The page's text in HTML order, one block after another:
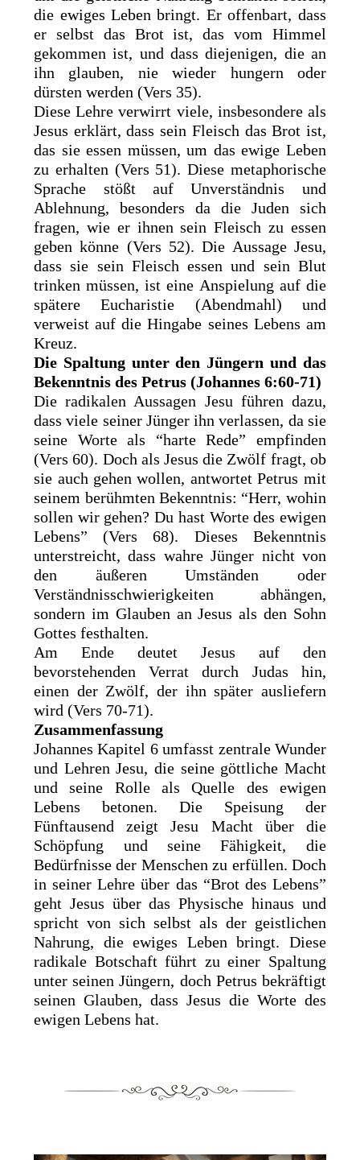
die ewiges Leben bringt. Er offenbart, dass
er selbst das Brot ist, das vom Himmel
gekommen ist, und dass diejenigen, die an
ihn glauben, nie wieder hungern oder
dürsten werden (Vers 35).
Diese Lehre verwirrt viele, insbesondere als
Jesus erklärt, dass sein Fleisch das Brot ist,
das sie essen müssen, um das ewige Leben
zu erhalten (Vers 51). Diese metaphorische
Sprache stößt auf Unverständnis und
Ablehnung, besonders da die Juden sich
fragen, wie er ihnen sein Fleisch zu essen
geben könne (Vers 52). Die Aussage Jesu,
dass sie sein Fleisch essen und sein Blut
trinken müssen, ist eine Anspielung auf die
spätere Eucharistie (Abendmahl) und
verweist auf die Hingabe seines Lebens am
Kreuz.
Die Spaltung unter den Jüngern und das
Bekenntnis des Petrus (Johannes 6:60-71)
Die radikalen Aussagen Jesu führen dazu,
dass viele seiner Jünger ihn verlassen, da sie
seine Worte als “harte Rede” empfinden
(Vers 60). Doch als Jesus die Zwölf fragt, ob
sie auch gehen wollen, antwortet Petrus mit
seinem berühmten Bekenntnis: “Herr, wohin
sollen wir gehen? Du hast Worte des ewigen
Lebens” (Vers 68). Dieses Bekenntnis
unterstreicht, dass wahre Jünger nicht von
den äußeren Umständen oder
Verständnisschwierigkeiten abhängen,
sondern im Glauben an Jesus als den Sohn
Gottes festhalten.
Am Ende deutet Jesus auf den
bevorstehenden Verrat durch Judas hin,
einen der Zwölf, der ihn später ausliefern
wird (Vers 70-71).
Zusammenfassung
Johannes Kapitel 6 umfasst zentrale Wunder
und Lehren Jesu, die seine göttliche Macht
und seine Rolle als Quelle des ewigen
Lebens betonen. Die Speisung der
Fünftausend zeigt Jesu Macht über die
Schöpfung und seine Fähigkeit, die
Bedürfnisse der Menschen zu erfüllen. Doch
in seiner Lehre über das “Brot des Lebens”
geht Jesus über das Physische hinaus und
spricht von sich selbst als der geistlichen
Nahrung, die ewiges Leben bringt. Diese
radikale Botschaft führt zu einer Spaltung
unter seinen Jüngern, doch Petrus bekräftigt
seinen Glauben, dass Jesus die Worte des
ewigen Lebens hat.